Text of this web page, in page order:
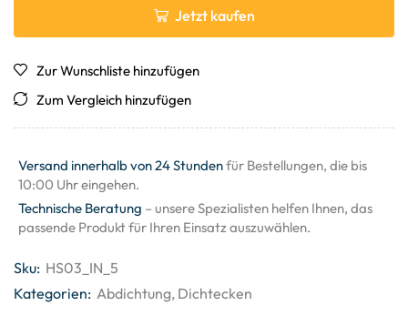
Jetzt kaufen
Zur Wunschliste hinzufügen
Zum Vergleich hinzufügen
Versand innerhalb von 24 Stundenfür Bestellungen, die bis
10:00 Uhr eingehen.
Technische Beratung – unsere Spezialisten helfen Ihnen, das
passende Produkt für Ihren Einsatz auszuwählen.
Sku: HS03_IN_5
Kategorien: Abdichtung, Dichtecken